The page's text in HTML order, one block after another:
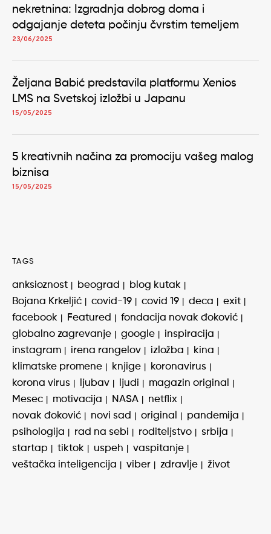
nekretnina: Izgradnja dobrog doma i
odgajanje deteta počinju čvrstim temeljem
23/06/2025
Željana Babić predstavila platformu Xenios
LMS na Svetskoj izložbi u Japanu
15/05/2025
5 kreativnih načina za promociju vašeg malog
biznisa
15/05/2025
TAGS
anksioznost beograd
blog kutak
Bojana Krkeljić
covid-19 covid 19 deca
exit
facebook
Featured
fondacija novak đoković
globalno zagrevanje
google
inspiracija
instagram
irena rangelov izložba
kina
klimatske promene
knjige
koronavirus
korona virus
ljubav ljudi
magazin original
Mesec
motivacija NASA
netflix
novak đoković
novi sad original
pandemija
psihologija
rad na sebi roditeljstvo
srbija
startap
tiktok uspeh
vaspitanje
veštačka inteligencija
viber zdravlje život